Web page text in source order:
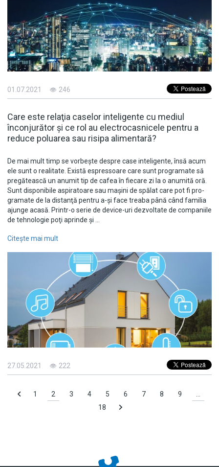
01.07.2021 246
Care este relaţia caselor inteligente cu mediul
înconjurător şi ce rol au electrocasnicele pentru a
reduce poluarea sau risipa alimentară?
De mai mult timp se vorbeşte despre case in­te­ligente, însă acum
ele sunt o realitate. Există espre­ssoare care sunt pro­gramate să
pre­gătească un anumit tip de cafea în fie­care zi la o anumită oră.
Sunt dis­po­ni­bile aspi­ra­toare sau maşini de spălat care pot fi pro­
gra­ma­te de la dis­tanţă pentru a-şi face treaba până când familia
ajunge acasă. Printr-o serie de device-uri dez­vol­tate de com­pa­niile
de tehno­logie poţi aprin­de şi …
Citește mai mult
27.05.2021 222
1 2 3 4 5 6 7 8 9
18